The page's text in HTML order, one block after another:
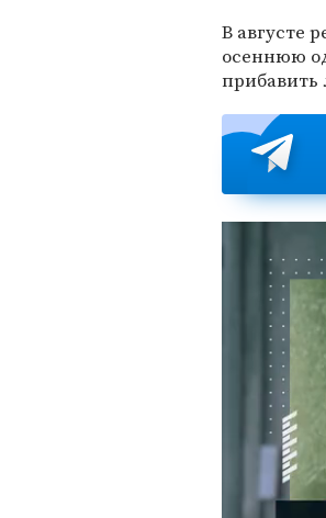
В августе
осеннюю
прибавить